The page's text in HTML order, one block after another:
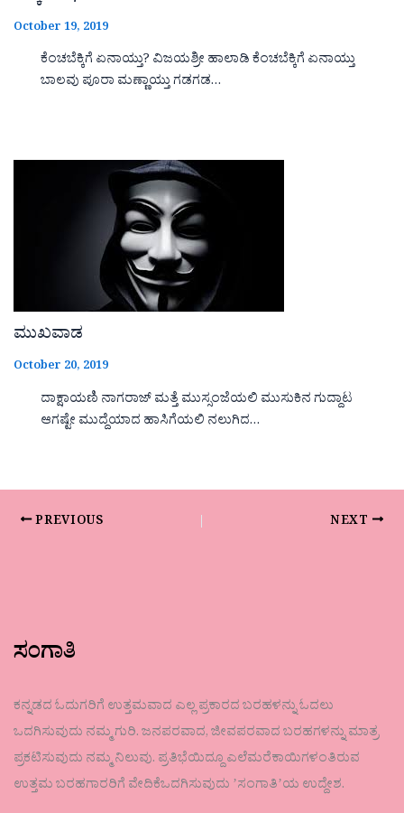
October 19, 2019
ಕೆಂಚಬೆಕ್ಕಿಗೆ ಏನಾಯ್ತು? ವಿಜಯಶ್ರೀ ಹಾಲಾಡಿ ಕೆಂಚಬೆಕ್ಕಿಗೆ ಏನಾಯ್ತು
ಬಾಲವು ಪೂರಾ ಮಣ್ಣಾಯ್ತು ಗಡಗಡ…
ಮುಖವಾಡ
October 20, 2019
ದಾಕ್ಷಾಯಣಿ ನಾಗರಾಜ್ ಮತ್ತೆ ಮುಸ್ಸಂಜೆಯಲಿ ಮುಸುಕಿನ ಗುದ್ದಾಟ
ಆಗಷ್ಟೇ ಮುದ್ದೆಯಾದ ಹಾಸಿಗೆಯಲಿ ನಲುಗಿದ…
PREVIOUS NEXT
ಸಂಗಾತಿ
ಕನ್ನಡದ ಓದುಗರಿಗೆ ಉತ್ತಮವಾದ ಎಲ್ಲ ಪ್ರಕಾರದ ಬರಹಳನ್ನು ಓದಲು
ಒದಗಿಸುವುದು ನಮ್ಮ ಗುರಿ. ಜನಪರವಾದ, ಜೀವಪರವಾದ ಬರಹಗಳನ್ನು ಮಾತ್ರ
ಪ್ರಕಟಿಸುವುದು ನಮ್ಮ ನಿಲುವು. ಪ್ರತಿಭೆಯಿದ್ದೂ ಎಲೆಮರೆಕಾಯಿಗಳಂತಿರುವ
ಉತ್ತಮ ಬರಹಗಾರರಿಗೆ ವೇದಿಕೆಒದಗಿಸುವುದು ʼಸಂಗಾತಿʼಯ ಉದ್ದೇಶ.